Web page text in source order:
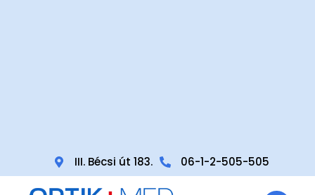
III. Bécsi út 183. 06-1-2-505-505